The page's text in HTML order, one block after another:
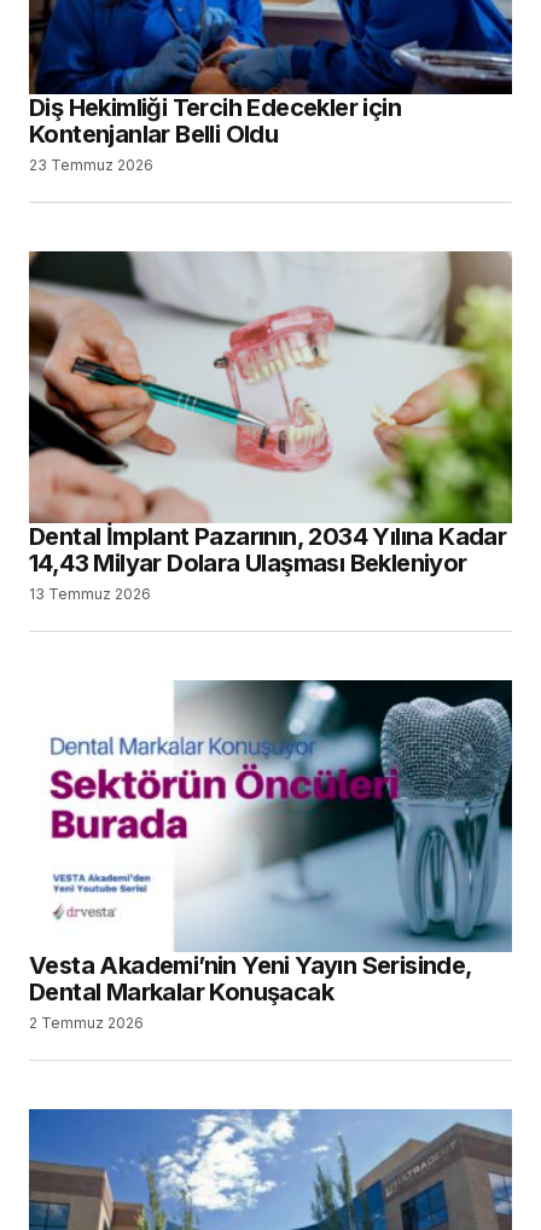
Diş Hekimliği Tercih Edecekler için
Kontenjanlar Belli Oldu
23 Temmuz 2026
Dental İmplant Pazarının, 2034 Yılına Kadar
14,43 Milyar Dolara Ulaşması Bekleniyor
13 Temmuz 2026
Vesta Akademi’nin Yeni Yayın Serisinde,
Dental Markalar Konuşacak
2 Temmuz 2026